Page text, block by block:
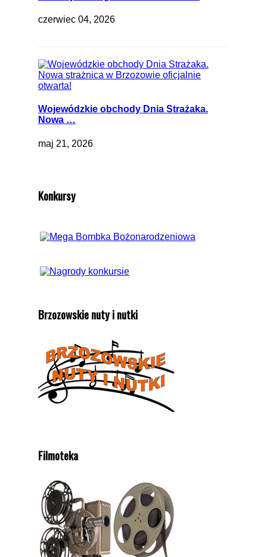
czerwiec 04, 2026
Wojewódzkie obchody Dnia Strażaka.
Nowa …
maj 21, 2026
Konkursy
Brzozowskie nuty i nutki
Filmoteka